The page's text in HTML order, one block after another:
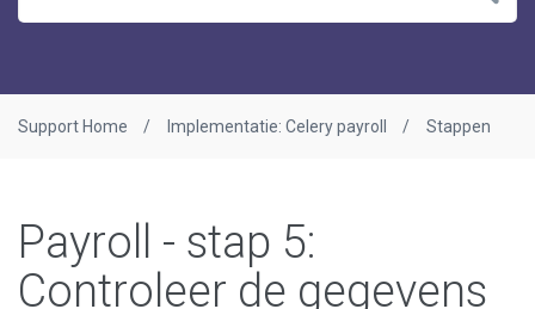
Support Home Implementatie: Celery payroll Stappen
Payroll - stap 5:
Controleer de gegevens